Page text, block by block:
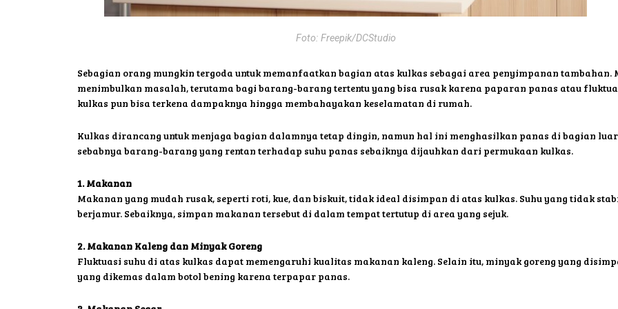
Foto: Freepik/DCStudio
Sebagian orang mungkin tergoda untuk memanfaatkan bagian atas kulkas sebagai area penyimpanan
menimbulkan masalah, terutama bagi barang-barang tertentu yang bisa rusak karena paparan panas atau
kulkas pun bisa terkena dampaknya hingga membahayakan keselamatan di rumah.
Kulkas dirancang untuk menjaga bagian dalamnya tetap dingin, namun hal ini menghasilkan panas di bagian
sebabnya barang-barang yang rentan terhadap suhu panas sebaiknya dijauhkan dari permukaan kulkas.
1. Makanan
Makanan yang mudah rusak, seperti roti, kue, dan biskuit, tidak ideal disimpan di atas kulkas. Suhu yang tidak
berjamur. Sebaiknya, simpan makanan tersebut di dalam tempat tertutup di area yang sejuk.
2. Makanan Kaleng dan Minyak Goreng
Fluktuasi suhu di atas kulkas dapat memengaruhi kualitas makanan kaleng. Selain itu, minyak goreng yang
yang dikemas dalam botol bening karena terpapar panas.